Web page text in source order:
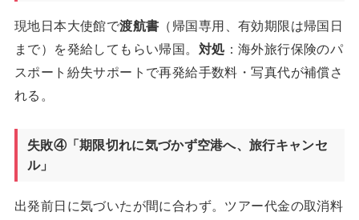
現地日本大使館で渡航書 （帰国専用、有効期限は帰国日
まで）を発給してもらい帰国。 対処 ：海外旅行保険のパ
スポート紛失サポートで再発給手数料・写真代が補償さ
れる。
失敗④「期限切れに気づかず空港へ、旅行キャンセ
ル」
出発前日に気づいたが間に合わず。ツアー代金の取消料